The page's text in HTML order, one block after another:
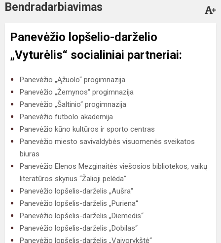
Bendradarbiavimas
Panevėžio lopšelio-darželio
„Vyturėlis“ socialiniai partneriai:
Panevėžio „Ąžuolo“ progimnazija
Panevėžio „Žemynos“ progimnazija
Panevėžio „Šaltinio“ progimnazija
Panevėžio futbolo akademija
Panevėžio kūno kultūros ir sporto centras
Panevėžio miesto savivaldybės visuomenės sveikatos
biuras
Panevėžio Elenos Mezginaitės viešosios bibliotekos, vaikų
literatūros skyrius “Žalioji pelėda”
Panevėžio lopšelis-darželis „Aušra“
Panevėžio lopšelis-darželis „Puriena“
Panevėžio lopšelis-darželis „Diemedis“
Panevėžio lopšelis-darželis „Dobilas“
Panevėžio lopšelis-darželis „Vaivorykštė“